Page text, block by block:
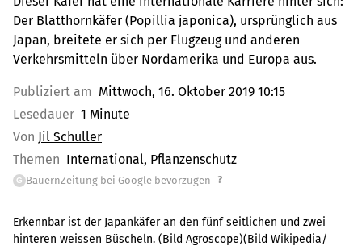
Der Blatthornkäfer (Popillia japonica), ursprünglich aus
Japan, breitete er sich per Flugzeug und anderen
Verkehrsmitteln über Nordamerika und Europa aus.
Publiziert am Mittwoch, 16. Oktober 2019 10:15
Lesedauer 1 Minute
Von Jil Schuller
Themen International Pflanzenschutz
G BauernZeitung bei Google bevorzugen ?
Erkennbar ist der Japankäfer an den fünf seitlichen und zwei
hinteren weissen Büscheln. (Bild Agroscope)(Bild Wikipedia/